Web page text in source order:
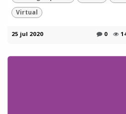
Virtual
25 jul 2020 0